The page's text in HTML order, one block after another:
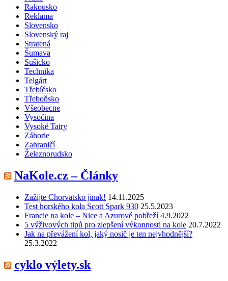
Rakousko
Reklama
Slovensko
Slovenský raj
Stratená
Šumava
Sušicko
Technika
Telgárt
Třebíčsko
Třeboňsko
Všeobecne
Vysočina
Vysoké Tatry
Záhorie
Zahraničí
Železnorudsko
NaKole.cz – Články
Zažijte Chorvatsko jinak! 14.11.2025
Test horského kola Scott Spark 930 25.5.2023
Francie na kole – Nice a Azurové pobřeží 4.9.2022
5 výživových tipů pro zlepšení výkonnosti na kole 20.7.2022
Jak na převážení kol, jaký nosič je ten nejvhodnější?
25.3.2022
cyklo výlety.sk